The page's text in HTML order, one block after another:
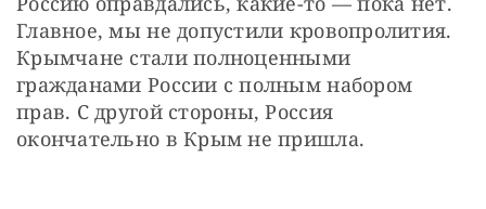
Главное, мы не допустили кровопролития.
Крымчане стали полноценными
гражданами России с полным набором
прав. С другой стороны, Россия
окончательно в Крым не пришла.